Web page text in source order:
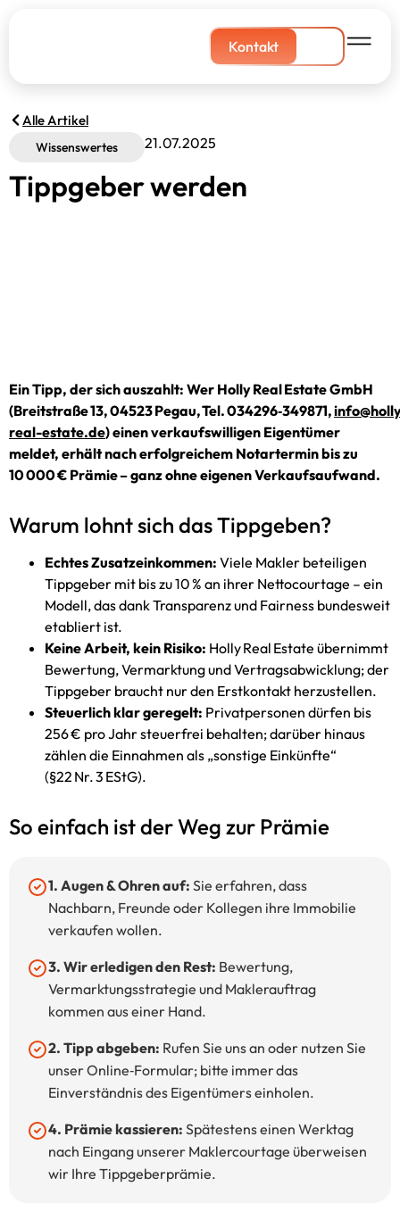
Kontakt
Alle Artikel
Wissenswertes 21.07.2025
Tippgeber werden
Ein Tipp, der sich auszahlt: Wer Holly Real Estate GmbH
(Breitstraße 13, 04523 Pegau, Tel. 034296‑349871,
real-estate.de) einen verkaufswilligen Eigentümer
meldet, erhält nach erfolgreichem Notartermin bis zu
10 000 € Prämie – ganz ohne eigenen Verkaufsaufwand.
Warum lohnt sich das Tippgeben?
Echtes Zusatz­einkommen: Viele Makler beteiligen
Tippgeber mit bis zu 10 % an ihrer Netto­courtage – ein
Modell, das dank Trans­parenz und Fairness bundesweit
etabliert ist.
Keine Arbeit, kein Risiko: Holly Real Estate übernimmt
Bewertung, Vermarktung und Vertrags­abwicklung; der
Tippgeber braucht nur den Erstkontakt herzustellen.
Steuerlich klar geregelt: Privatpersonen dürfen bis
256 € pro Jahr steuerfrei behalten; darüber hinaus
zählen die Einnahmen als „sonstige Einkünfte“
(§22 Nr. 3 EStG).
So einfach ist der Weg zur Prämie
1. Augen & Ohren auf: Sie erfahren, dass
Nachbarn, Freunde oder Kollegen ihre Immobilie
verkaufen wollen.
3. Wir erledigen den Rest: Bewertung,
Vermarktungs­strategie und Makler­auftrag
kommen aus einer Hand.
2. Tipp abgeben: Rufen Sie uns an oder nutzen Sie
unser Online‑Formular; bitte immer das
Einverständnis des Eigentümers einholen.
4. Prämie kassieren: Spätestens einen Werktag
nach Eingang unserer Maklercourtage überweisen
wir Ihre Tippgeber­prämie.